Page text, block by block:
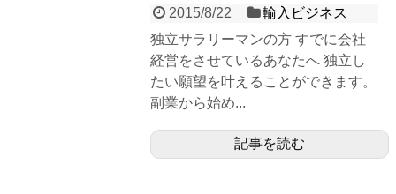
2015/8/22
輸入ビジネス
独立サラリーマンの方 すでに会社
経営をさせているあなたへ 独立し
たい願望を叶えることができます。
副業から始め...
記事を読む